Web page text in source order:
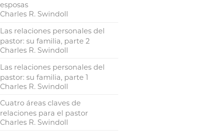
esposas
Charles R. Swindoll
Las relaciones personales del
pastor: su familia, parte 2
Charles R. Swindoll
Las relaciones personales del
pastor: su familia, parte 1
Charles R. Swindoll
Cuatro áreas claves de
relaciones para el pastor
Charles R. Swindoll